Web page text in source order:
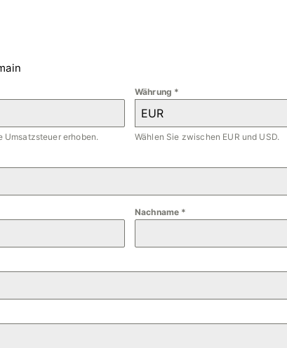
Umsatzsteuer erhoben.
Währung *
EUR
Wählen Sie zwischen EUR und USD.
Nachname *